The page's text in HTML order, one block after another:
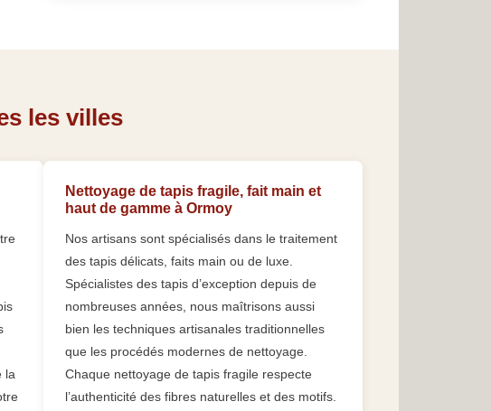
les villes
la
Nettoyage de tapis fragile, fait main et
haut de gamme à Ormoy
Nos artisans sont spécialisés dans le traitement
des tapis délicats, faits main ou de luxe.
Spécialistes des tapis d’exception depuis de
nombreuses années, nous maîtrisons aussi
bien les techniques artisanales traditionnelles
que les procédés modernes de nettoyage.
Chaque nettoyage de tapis fragile respecte
l’authenticité des fibres naturelles et des motifs.